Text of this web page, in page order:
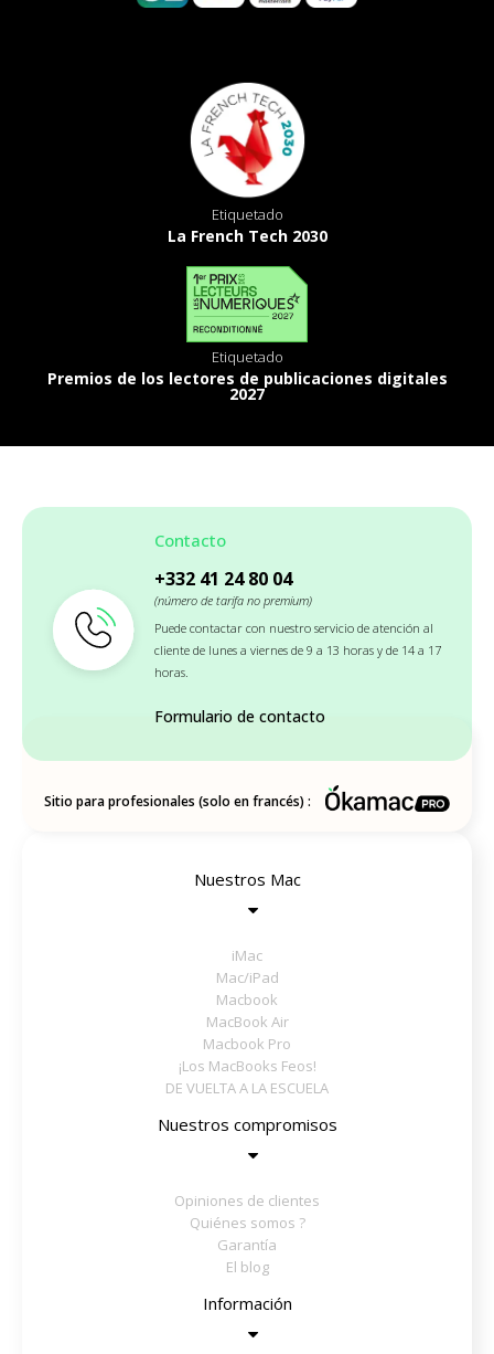
Etiquetado
La French Tech 2030
Etiquetado
Premios de los lectores de publicaciones digitales
2027
Contacto
+332 41 24 80 04
(número de tarifa no premium)
Puede contactar con nuestro servicio de atención al
cliente de lunes a viernes de 9 a 13 horas y de 14 a 17
horas.
Formulario de contacto
Sitio para profesionales (solo en francés) :
Nuestros Mac
iMac
Mac/iPad
Macbook
MacBook Air
Macbook Pro
¡Los MacBooks Feos!
DE VUELTA A LA ESCUELA
Nuestros compromisos
Opiniones de clientes
Quiénes somos ?
Garantía
El blog
Información